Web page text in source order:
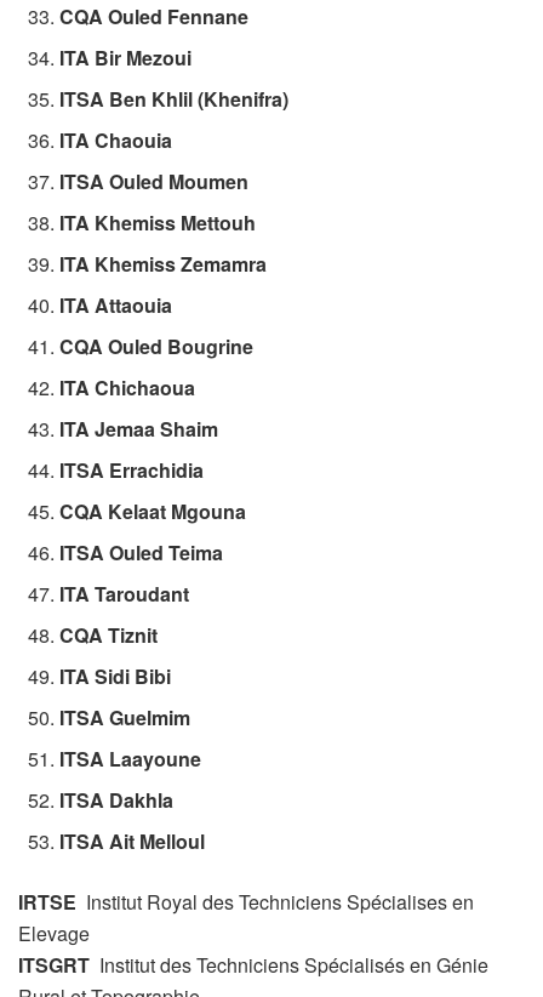
CQA Ouled Fennane
ITA Bir Mezoui
ITSA Ben Khlil (Khenifra)
ITA Chaouia
ITSA Ouled Moumen
ITA Khemiss Mettouh
ITA Khemiss Zemamra
ITA Attaouia
CQA Ouled Bougrine
ITA Chichaoua
ITA Jemaa Shaim
ITSA Errachidia
CQA Kelaat Mgouna
ITSA Ouled Teima
ITA Taroudant
CQA Tiznit
ITA Sidi Bibi
ITSA Guelmim
ITSA Laayoune
ITSA Dakhla
ITSA Ait Melloul
IRTSE Institut Royal des Techniciens Spécialises en
Elevage
ITSGRT Institut des Techniciens Spécialisés en Génie